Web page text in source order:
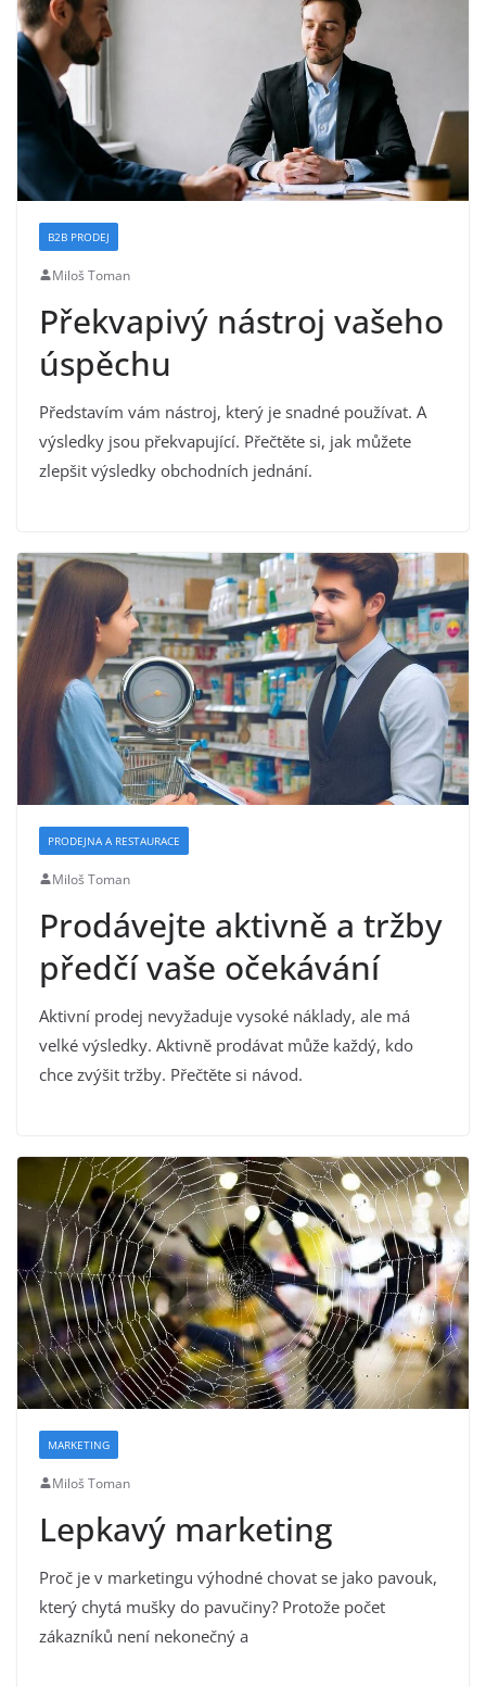
B2B PRODEJ
Miloš Toman
Překvapivý nástroj vašeho
úspěchu
Představím vám nástroj, který je snadné používat. A
výsledky jsou překvapující. Přečtěte si, jak můžete
zlepšit výsledky obchodních jednání.
PRODEJNA A RESTAURACE
Miloš Toman
Prodávejte aktivně a tržby
předčí vaše očekávání
Aktivní prodej nevyžaduje vysoké náklady, ale má
velké výsledky. Aktivně prodávat může každý, kdo
chce zvýšit tržby. Přečtěte si návod.
MARKETING
Miloš Toman
Lepkavý marketing
Proč je v marketingu výhodné chovat se jako pavouk,
který chytá mušky do pavučiny? Protože počet
zákazníků není nekonečný a